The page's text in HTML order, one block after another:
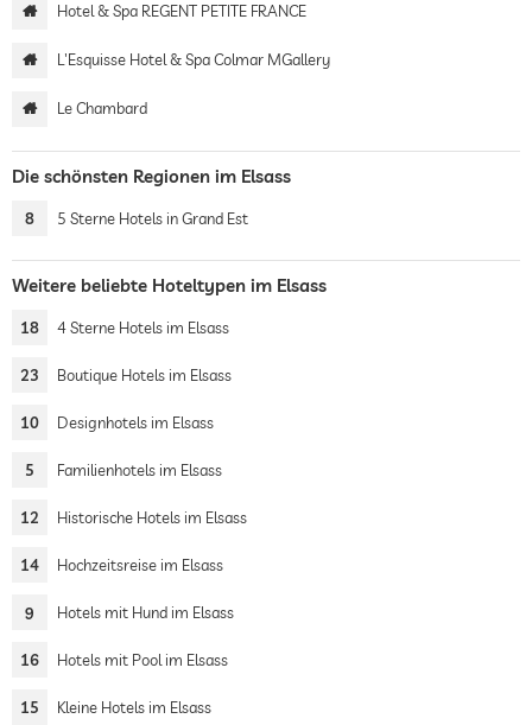
Hotel & Spa REGENT PETITE FRANCE
L'Esquisse Hotel & Spa Colmar MGallery
Le Chambard
Die schönsten Regionen im Elsass
8 5 Sterne Hotels in Grand Est
Weitere beliebte Hoteltypen im Elsass
18 4 Sterne Hotels im Elsass
23 Boutique Hotels im Elsass
10 Designhotels im Elsass
5 Familienhotels im Elsass
12 Historische Hotels im Elsass
14 Hochzeitsreise im Elsass
9 Hotels mit Hund im Elsass
16 Hotels mit Pool im Elsass
15 Kleine Hotels im Elsass